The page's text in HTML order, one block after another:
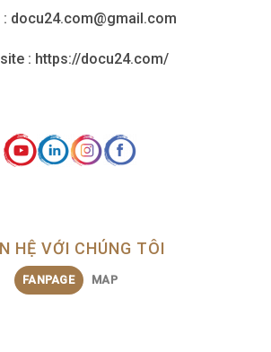
: docu24.com@gmail.com
: https://docu24.com/
HỆ VỚI CHÚNG TÔI
FANPAGE MAP